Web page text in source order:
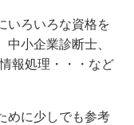
いろいろな資格を
小企業診断士、
報処理・・・など
めに少しでも参考